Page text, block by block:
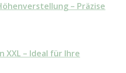
– Präzise
XXL – Ideal für Ihre